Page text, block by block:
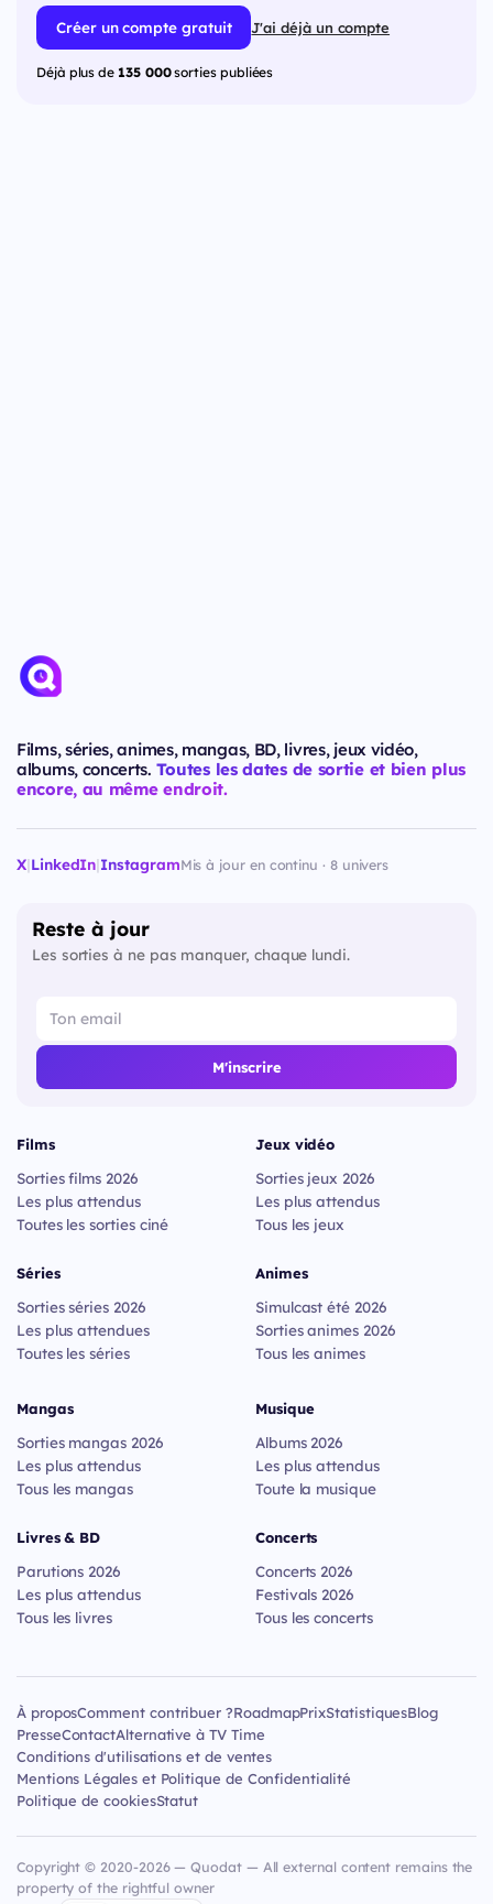
Créer un compte gratuit J'ai déjà un compte
Déjà plus de 135 000sorties publiées
Films, séries, animes, mangas, BD, livres, jeux vidéo,
albums, concerts. Toutes les dates de sortie et bien plus
encore, au même endroit.
X|LinkedIn|InstagramMis à jour en continu · 8 univers
Reste à jour
Les sorties à ne pas manquer, chaque lundi.
M'inscrire
Films
Sorties films 2026
Les plus attendus
Toutes les sorties ciné
Séries
Sorties séries 2026
Les plus attendues
Toutes les séries
Jeux vidéo
Sorties jeux 2026
Les plus attendus
Tous les jeux
Animes
Simulcast été 2026
Sorties animes 2026
Tous les animes
Mangas
Sorties mangas 2026
Les plus attendus
Tous les mangas
Livres & BD
Parutions 2026
Les plus attendus
Tous les livres
Musique
Albums 2026
Les plus attendus
Toute la musique
Concerts
Concerts 2026
Festivals 2026
Tous les concerts
À proposComment contribuer ?RoadmapPrixStatistiquesBlog
PresseContactAlternative à TV Time
Conditions d'utilisations et de ventes
Mentions Légales et Politique de Confidentialité
Politique de cookiesStatut
Copyright © 2020-2026 — Quodat — All external content remains the
property of the rightful owner